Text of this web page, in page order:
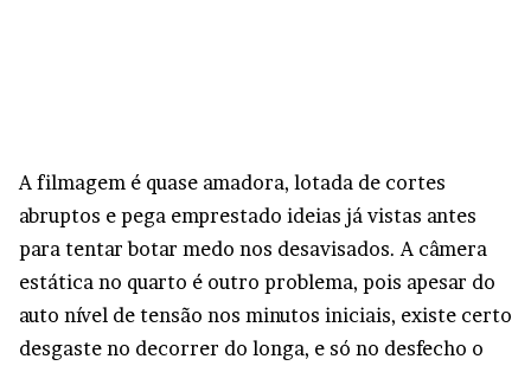
A filmagem é quase amadora, lotada de cortes
abruptos e pega emprestado ideias já vistas antes
para tentar botar medo nos desavisados. A câmera
estática no quarto é outro problema, pois apesar do
auto nível de tensão nos minutos iniciais, existe certo
desgaste no decorrer do longa, e só no desfecho o